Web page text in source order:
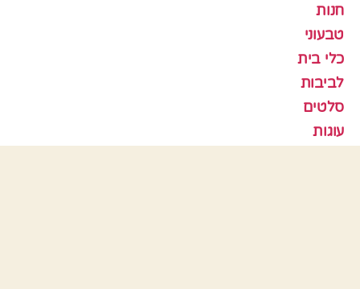
חנות
טבעוני
כלי בית
לביבות
סלטים
עוגות